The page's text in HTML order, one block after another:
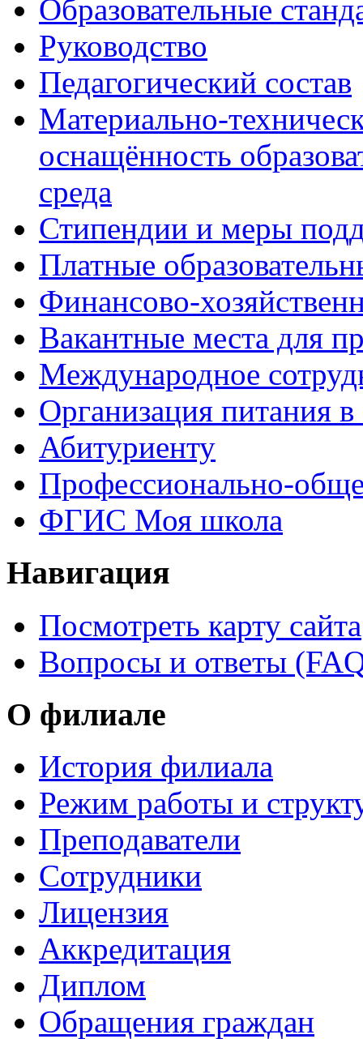
Образовательные
Руководство
Педагогический состав
Материально-
оснащённость
среда
Стипендии и меры
Платные
Финансово-
Вакантные места для
Международное
Организация питания в
Абитуриенту
Профессионально-
ФГИС Моя школа
Навигация
Посмотреть карту сайта
Вопросы и ответы
О филиале
История филиала
Режим работы и
Преподаватели
Сотрудники
Лицензия
Аккредитация
Диплом
Обращения граждан